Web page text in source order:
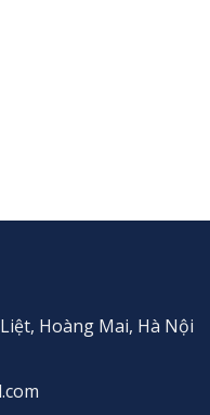
Hoàng Mai, Hà Nội